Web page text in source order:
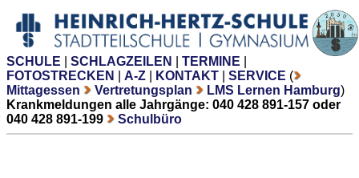
SCHULE SCHLAGZEILEN TERMINE
FOTOSTRECKEN
A-Z KONTAKT SERVICE (
Mittagessen
Vertretungsplan LMS Lernen Hamburg)
Krankmeldungen alle Jahrgänge: 040 428 891-157 oder
040 428 891-199
Schulbüro